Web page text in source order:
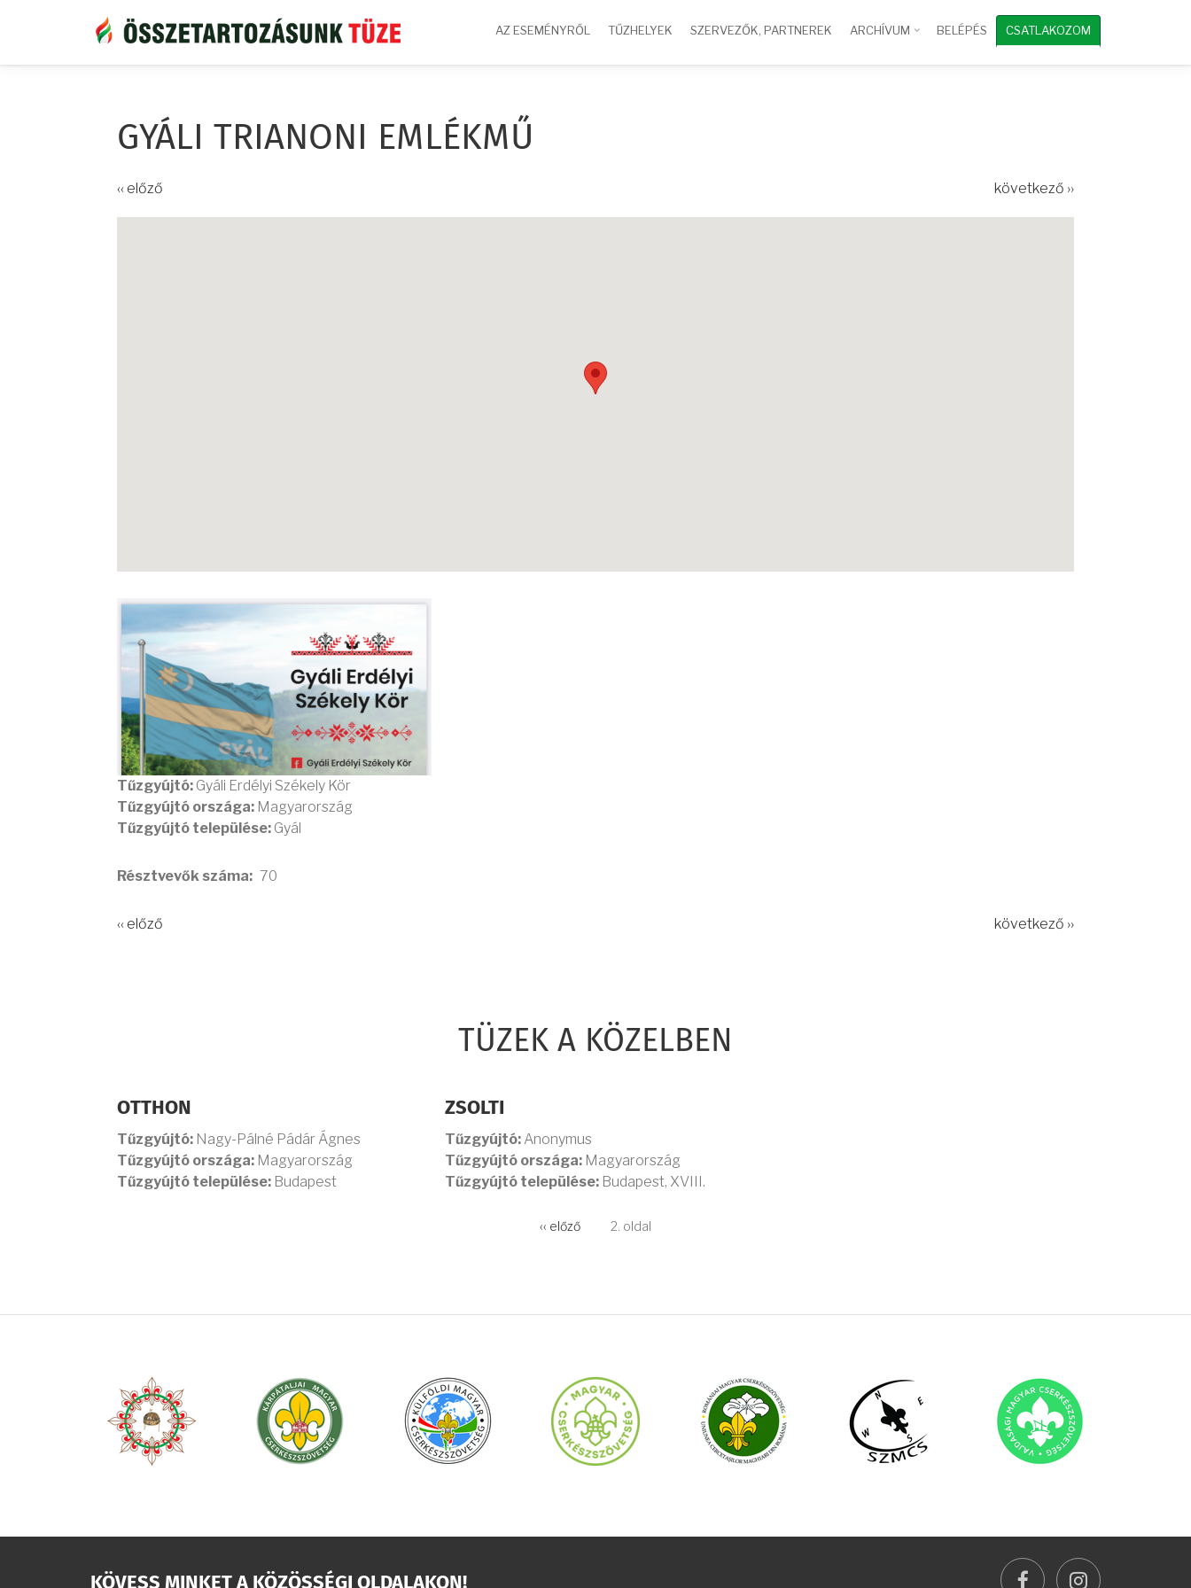
AZ ESEMÉNYRŐL TŰZHELYEK SZERVEZŐK, PARTNEREK ARCHÍVUM BELÉPÉS CSATLAKOZOM
GYÁLI TRIANONI EMLÉKMŰ
‹‹ előző következő ››
Tűzgyújtó: Gyáli Erdélyi Székely Kör
Tűzgyújtó országa: Magyarország
Tűzgyújtó települése: Gyál
Résztvevők száma 70
‹‹ előző következő ››
TÜZEK A KÖZELBEN
OTTHON
Tűzgyújtó: Nagy-Pálné Pádár Ágnes
Tűzgyújtó országa: Magyarország
Tűzgyújtó települése: Budapest
ZSOLTI
Tűzgyújtó: Anonymus
Tűzgyújtó országa: Magyarország
Tűzgyújtó települése: Budapest, XVIII.
Előző
‹‹ előző 2. oldal
KÖVESS MINKET A KÖZÖSSÉGI OLDALAKON! facebookinstagram